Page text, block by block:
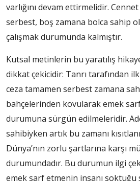
varlığını devam ettirmelidir.
serbest, boş zamana bolca sahip
çalışmak durumunda kalmıştır.
Kutsal metinlerin bu yaratılış
dikkat çekicidir: Tanrı tarafından
ceza tamamen serbest zamana
bahçelerinden kovularak emek
durumuna sürgün edilmeleridir.
sahibiyken artık bu zamanı
Dünya’nın zorlu şartlarına karşı
durumundadır. Bu durumun ilgi
emek sarf etmenin insanı soktuğu